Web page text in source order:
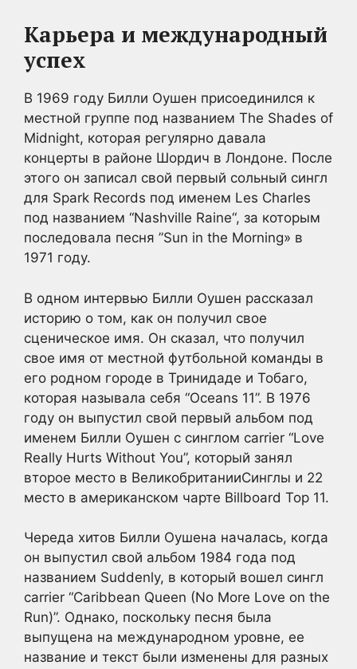
Карьера и международный
успех
В 1969 году Билли Оушен присоединился к
местной группе под названием The Shades of
Midnight, которая регулярно давала
концерты в районе Шордич в Лондоне. После
этого он записал свой первый сольный сингл
для Spark Records под именем Les Charles
под названием “Nashville Raine“, за которым
последовала песня ”Sun in the Morning» в
1971 году.
В одном интервью Билли Оушен рассказал
историю о том, как он получил свое
сценическое имя. Он сказал, что получил
свое имя от местной футбольной команды в
его родном городе в Тринидаде и Тобаго,
которая называла себя “Oceans 11”. В 1976
году он выпустил свой первый альбом под
именем Билли Оушен с синглом carrier “Love
Really Hurts Without You”, который занял
второе место в ВеликобританииСинглы и 22
место в американском чарте Billboard Top 11.
Череда хитов Билли Оушена началась, когда
он выпустил свой альбом 1984 года под
названием Suddenly, в который вошел сингл
carrier “Caribbean Queen (No More Love on the
Run)”. Однако, поскольку песня была
выпущена на международном уровне, ее
название и текст были изменены для разных